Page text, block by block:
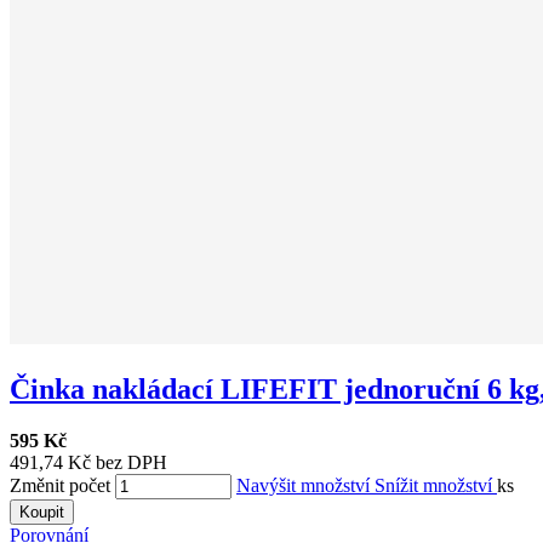
Činka nakládací LIFEFIT jednoruční 6
595 Kč
491,74 Kč bez DPH
Změnit počet
Navýšit množství Snížit množstvíks
Koupit
Porovnání